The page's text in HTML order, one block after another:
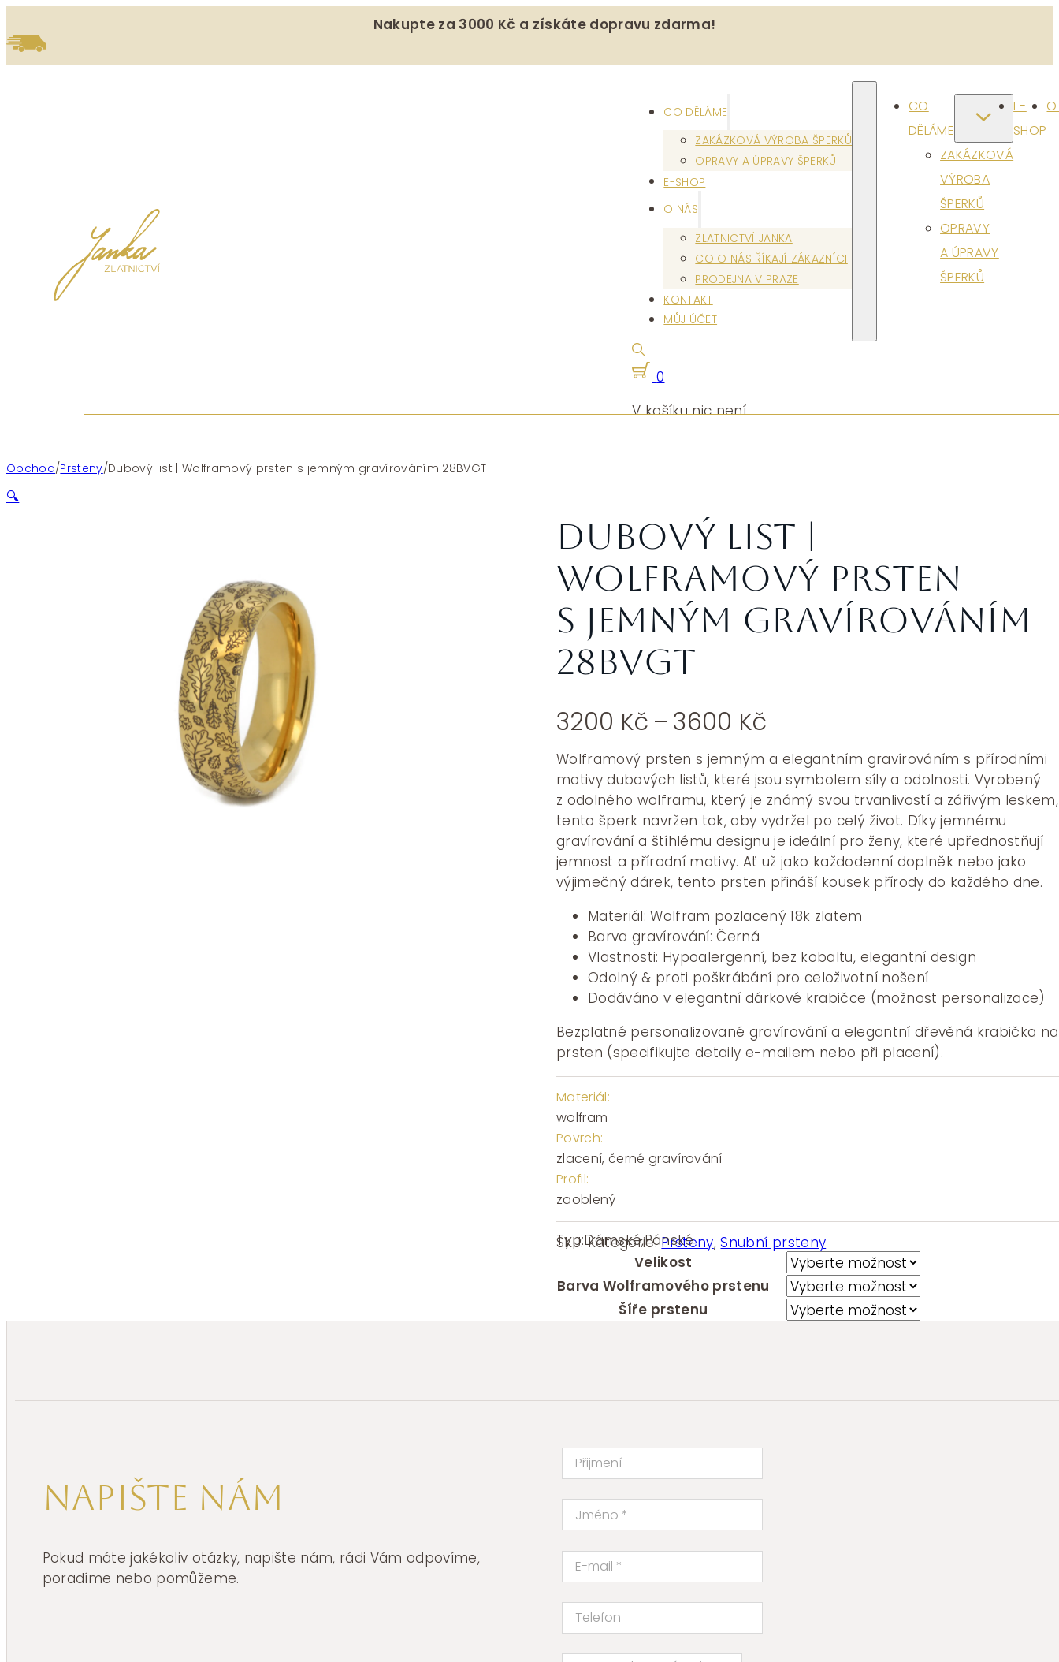
Nakupte za 3000 Kč a získáte dopravu zdarma!
CO DĚLÁME
ZAKÁZKOVÁ VÝROBA ŠPERKŮ
OPRAVY A ÚPRAVY ŠPERKŮ
E-SHOP
O NÁS
ZLATNICTVÍ JANKA
CO O NÁS ŘÍKAJÍ ZÁKAZNÍCI
PRODEJNA V PRAZE
KONTAKT
MŮJ ÚČET
CO
DĚLÁME
ZAKÁZKOVÁ
VÝROBA
ŠPERKŮ
OPRAVY
A ÚPRAVY
ŠPERKŮ
E-
SHOP
0
V košíku nic není.
Obchod/Prsteny/Dubový list | Wolframový prsten s jemným gravírováním 28BVGT
🔍
Dubový list |
Wolframový prsten
s jemným gravírováním
28BVGT
3200 Kč –3600 Kč
3200 Kč
až
3600 Kč
Wolframový prsten s jemným a elegantním gravírováním s přírodními
motivy dubových listů, které jsou symbolem síly a odolnosti. Vyrobený
z odolného wolframu, který je známý svou trvanlivostí a zářivým
tento šperk navržen tak, aby vydržel po celý život. Díky jemnému
gravírování a štíhlému designu je ideální pro ženy, které upřednostňují
jemnost a přírodní motivy. Ať už jako každodenní doplněk nebo jako
výjimečný dárek, tento prsten přináší kousek přírody do každého dne.
Materiál: Wolfram pozlacený 18k zlatem
Barva gravírování: Černá
Vlastnosti: Hypoalergenní, bez kobaltu, elegantní design
Odolný & proti poškrábání pro celoživotní nošení
Dodáváno v elegantní dárkové krabičce (možnost personalizace)
Bezplatné personalizované gravírování a elegantní dřevěná krabička na
prsten (specifikujte detaily e-mailem nebo při placení).
Materiál:
wolfram
Povrch:
zlacení, černé gravírování
Profil:
zaoblený
SKU:Kategorie:Prsteny,Snubní prsteny
Typ:Dámské,Pánské
Velikost
Barva Wolframového prstenu
Šíře prstenu
Napište nám
Pokud máte jakékoliv otázky, napište nám, rádi Vám odpovíme,
poradíme nebo pomůžeme.